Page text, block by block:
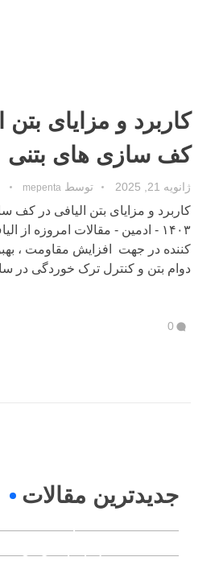
کاربرد و مزایای بتن
کف سازی های بتنی
ژانویه 21, 2025 توسط mepenta
کاربرد و مزایای بتن الیافی در کف
۱۴۰۳ - ادمین - مقالات امروزه از
کننده در جهت افزایش مقاومت ،
دوام بتن و کنترل ترک خوردگی در
0
جدیدترین مقالات
ویژگی ‌های بتن الیافی
ها و مزیت
مقالات